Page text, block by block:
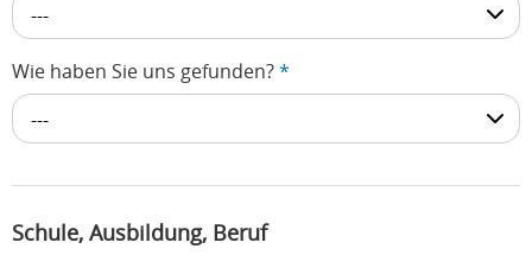
---
Wie haben Sie uns gefunden?*
---
Schule, Ausbildung, Beruf